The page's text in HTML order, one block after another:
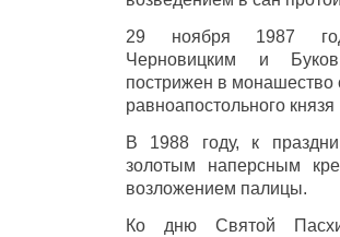
29 ноября 1987
Черновицким и
пострижен в
равноапостольного
В 1988 году, к
золотым наперсным
возложением палицы.
Ко дню Святой